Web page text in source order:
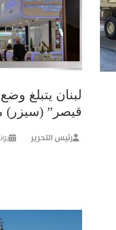
لبنان يتبلغ
قيصر” (سيزر)
رئيس التحرير يونيو